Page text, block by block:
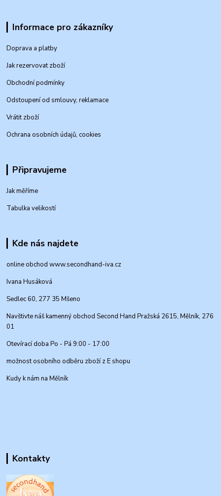
Informace pro zákazníky
Doprava a platby
Jak rezervovat zboží
Obchodní podmínky
Odstoupení od smlouvy, reklamace
Vrátit zboží
Ochrana osobních údajů, cookies
Připravujeme
Jak měříme
Tabulka velikostí
Kde nás najdete
online obchod www.secondhand-iva.cz
Ivana Husáková
Sedlec 60, 277 35 Mšeno
Navštivte náš kamenný obchod Second Hand Pražská 2615, Mělník, 276
01
Otevírací doba Po - Pá 9:00 - 17:00
možnost osobního odběru zboží z E shopu
Kudy k nám na Mělník
Kontakty